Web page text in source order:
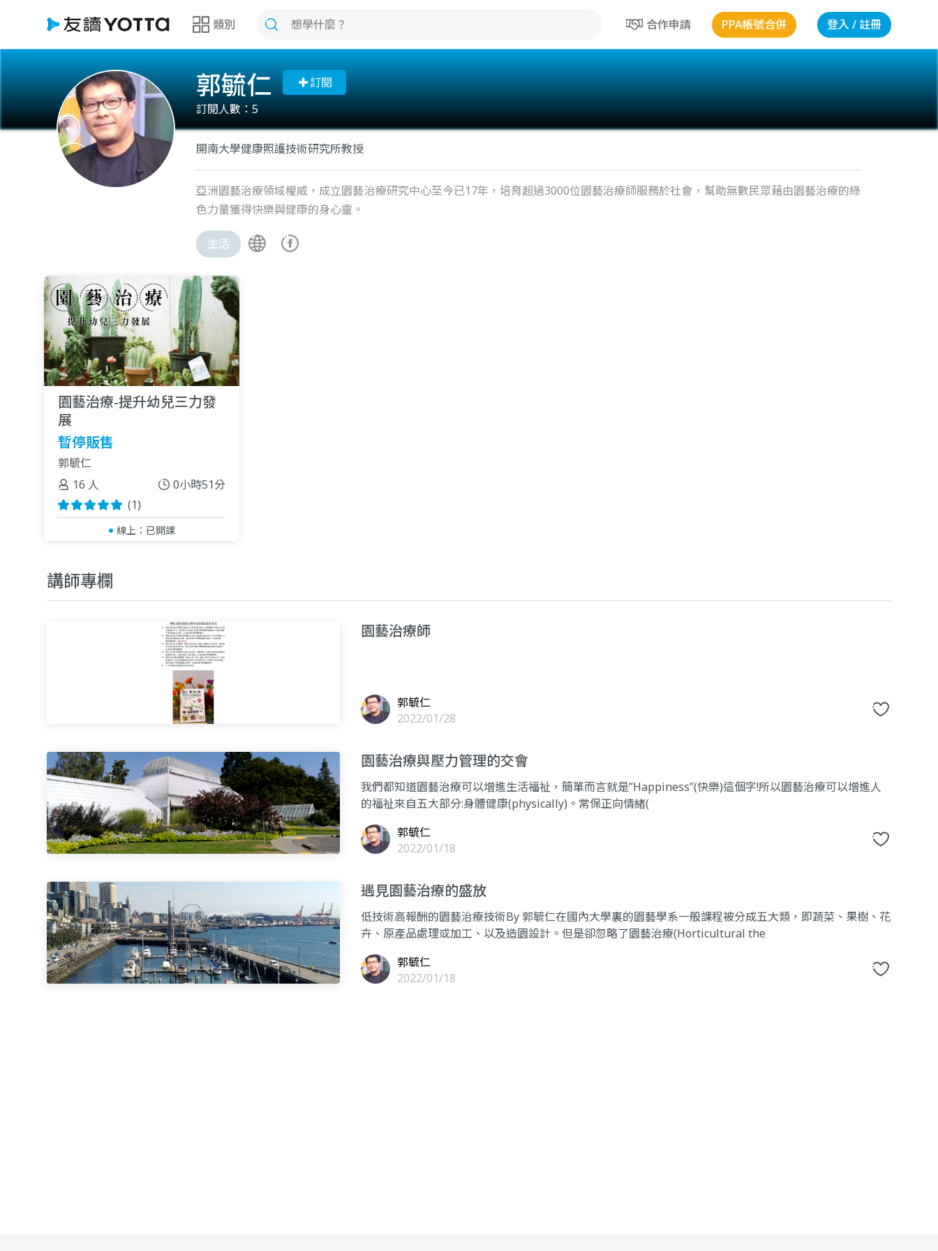
類別 合作申請 PPA帳號合併 登入 / 註冊
郭毓仁
訂閱
訂閱人數：5
開南大學健康照護技術研究所教授
亞洲園藝治療領域權威，成立園藝治療研究中心至今已17年，培育超過3000位園藝治療師服務於社會，幫助無數民眾藉由園藝治療的綠
色力量獲得快樂與健康的身心靈。
生活
園藝治療-提升幼兒三力發
展
暫停販售
郭毓仁
16 人
0小時51分
(1)
線上： 已開課
講師專欄
園藝治療師
郭毓仁
2022/01/28
園藝治療與壓力管理的交會
我們都知道園藝治療可以增進生活福祉，簡單而言就是”Happiness”(快樂)這個字!所以園藝治療可以增進人
的福祉來自五大部分:身體健康(physically)。常保正向情緒(
郭毓仁
2022/01/18
遇見園藝治療的盛放
低技術高報酬的園藝治療技術By 郭毓仁在國內大學裏的園藝學系一般課程被分成五大類，即蔬菜、果樹、花
卉、原產品處理或加工、以及造園設計。但是卻忽略了園藝治療(Horticultural the
郭毓仁
2022/01/18